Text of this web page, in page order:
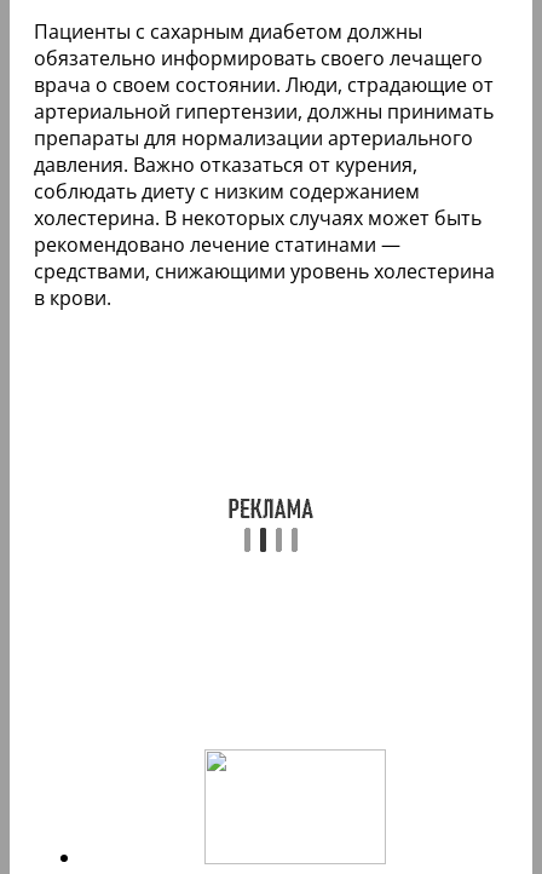
Пациенты с сахарным диабетом должны
обязательно информировать своего лечащего
врача о своем состоянии. Люди, страдающие от
артериальной гипертензии, должны принимать
препараты для нормализации артериального
давления. Важно отказаться от курения,
соблюдать диету с низким содержанием
холестерина. В некоторых случаях может быть
рекомендовано лечение статинами —
средствами, снижающими уровень холестерина
в крови.